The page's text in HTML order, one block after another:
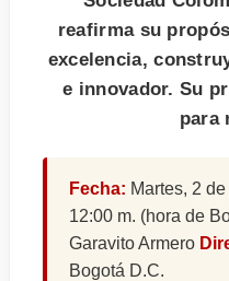
reafirma su
excelencia,
e innovador. Su
para
Fecha: Martes, 2
12:00 m. (hora de
Garavito Armero
Bogotá D.C.